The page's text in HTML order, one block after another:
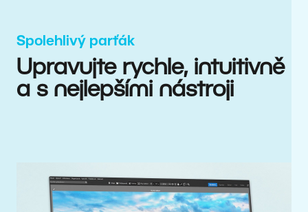
Spolehlivý parťák
Upravujte rychle, intuitivně
a s nejlepšími nástroji